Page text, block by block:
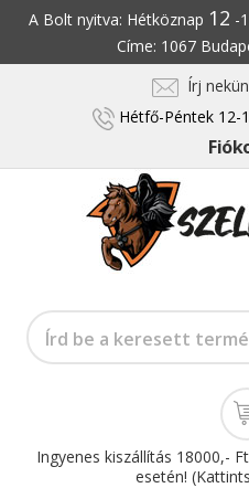
A Bolt nyitva: Hétköznap 12 -
Címe: 1067
Írj
Hétfő-Péntek 12-
Ingyenes kiszállítás 18000,-
esetén!